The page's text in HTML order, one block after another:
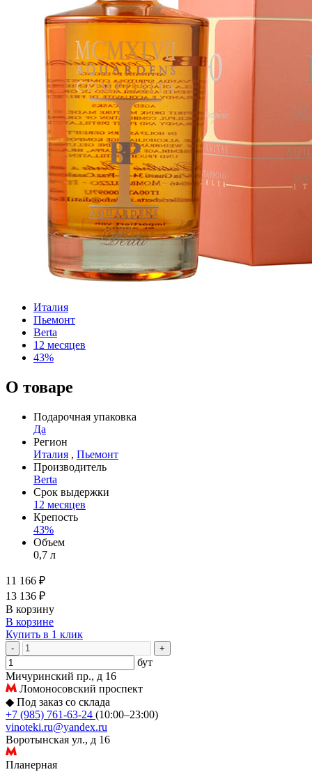
Италия
Пьемонт
Berta
12 месяцев
43%
О товаре
Подарочная упаковка
Да
Регион
Италия , Пьемонт
Производитель
Berta
Срок выдержки
12 месяцев
Крепость
43%
Объем
0,7 л
11 166 ₽
13 136 ₽
В корзину
В корзине
Купить в 1 клик
- +
бут
Мичуринский пр., д 16
Ломоносовский проспект
◆ Под заказ со склада
+7 (985) 761-63-24 (10:00–23:00)
vinoteki.ru@yandex.ru
Воротынская ул., д 16
Планерная